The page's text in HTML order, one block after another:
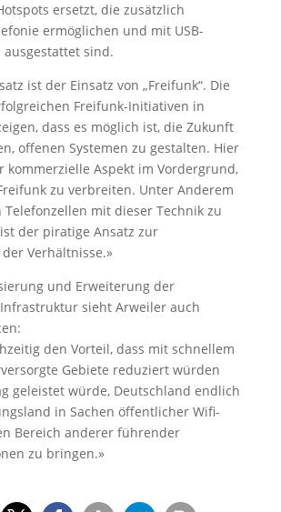
ersetzt, die zusätzlich
ermöglichen und mit USB-
ausgestattet sind.
ist der Einsatz von „Freifunk“. Die
Freifunk-Initiativen in
dass es möglich ist, die Zukunft
offenen Systemen zu gestalten. Hier
kommerzielle Aspekt im Vordergrund,
zu verbreiten. Unter Anderem
mit dieser Technik zu
der piratige Ansatz zur
Verhältnisse.»
und Erweiterung der
sieht Arweiler auch
den Vorteil, dass mit schnellem
Gebiete reduziert würden
geleistet würde, Deutschland endlich
in Sachen öffentlicher Wifi-
Bereich anderer führender
zu bringen.»